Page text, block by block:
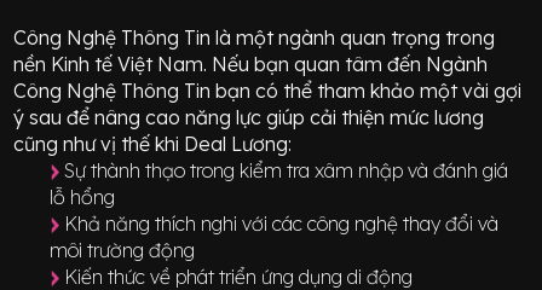
Công Nghệ Thông Tin là một ngành quan trọng trong
nền Kinh tế Việt Nam. Nếu bạn quan tâm đến Ngành
Công Nghệ Thông Tin bạn có thể tham khảo một vài gợi
ý sau để nâng cao năng lực giúp cải thiện mức lương
cũng như vị thế khi Deal Lương:
Sự thành thạo trong kiểm tra xâm nhập và đánh giá
lỗ hổng
Khả năng thích nghi với các công nghệ thay đổi và
môi trường động
Kiến thức về phát triển ứng dụng di động